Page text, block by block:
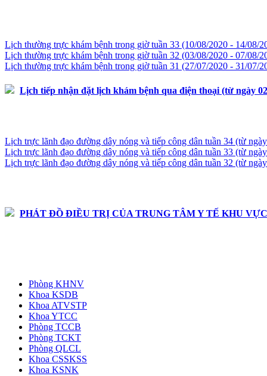
Lịch thường trực khám bệnh trong giờ tuần 33 (10/08/2020 - 14/08/
Lịch thường trực khám bệnh trong giờ tuần 32 (03/08/2020 - 07/08/
Lịch thường trực khám bệnh trong giờ tuần 31 (27/07/2020 - 31/07/
Lịch tiếp nhận đặt lịch khám bệnh qua điện thoại (từ ngày
Lịch trực lãnh đạo đường dây nóng và tiếp công dân tuần 34 (từ
Lịch trực lãnh đạo đường dây nóng và tiếp công dân tuần 33 (từ
Lịch trực lãnh đạo đường dây nóng và tiếp công dân tuần 32 (từ
PHÁT ĐỒ ĐIỀU TRỊ CỦA TRUNG TÂM Y TẾ KHU
Phòng KHNV
Khoa KSDB
Khoa ATVSTP
Khoa YTCC
Phòng TCCB
Phòng TCKT
Phòng QLCL
Khoa CSSKSS
Khoa KSNK